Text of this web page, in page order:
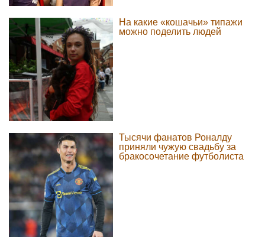
На какие «кошачьи» типажи
можно поделить людей
Тысячи фанатов Роналду
приняли чужую свадьбу за
бракосочетание футболиста